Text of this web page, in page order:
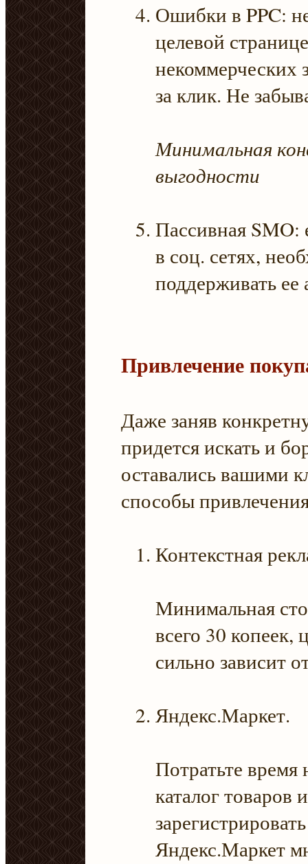
Ошибки в PPC:
целевой
некоммерческих
за клик. Не
Минимальная
выгодности
Пассивная SMO:
в соц. сетях,
поддерживать ее
Привлечение
Даже заняв
придется искать и
оставались вашими
способы
Контекстная
Минимальная
всего 30 копеек,
сильно зависит
Яндекс.Маркет.
Потратьте
каталог товаров
Яндекс.Маркет